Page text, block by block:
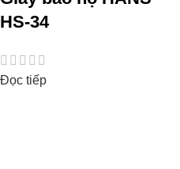
HS-34
Đọc tiếp